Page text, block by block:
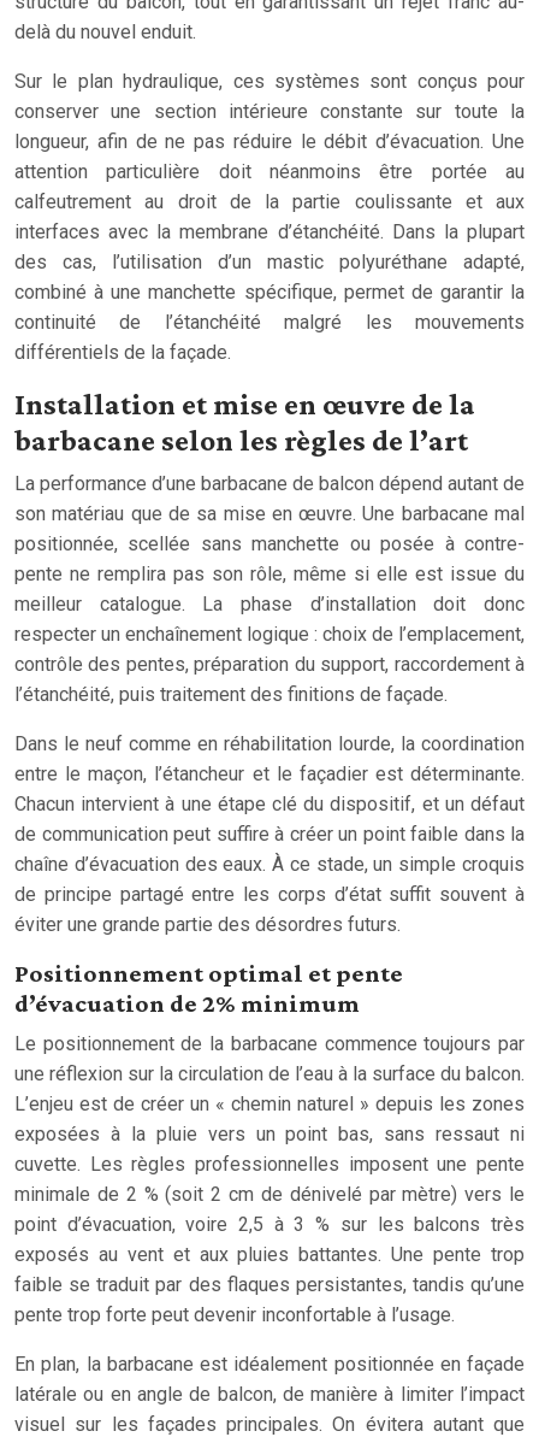
delà du nouvel enduit.
Sur le plan hydraulique, ces systèmes sont conçus pour
conserver une section intérieure constante sur toute la
longueur, afin de ne pas réduire le débit d’évacuation. Une
attention particulière doit néanmoins être portée au
calfeutrement au droit de la partie coulissante et aux
interfaces avec la membrane d’étanchéité. Dans la plupart
des cas, l’utilisation d’un mastic polyuréthane adapté,
combiné à une manchette spécifique, permet de garantir la
continuité de l’étanchéité malgré les mouvements
différentiels de la façade.
Installation et mise en œuvre de la
barbacane selon les règles de l’art
La performance d’une barbacane de balcon dépend autant de
son matériau que de sa mise en œuvre. Une barbacane mal
positionnée, scellée sans manchette ou posée à contre-
pente ne remplira pas son rôle, même si elle est issue du
meilleur catalogue. La phase d’installation doit donc
respecter un enchaînement logique : choix de l’emplacement,
contrôle des pentes, préparation du support, raccordement à
l’étanchéité, puis traitement des finitions de façade.
Dans le neuf comme en réhabilitation lourde, la coordination
entre le maçon, l’étancheur et le façadier est déterminante.
Chacun intervient à une étape clé du dispositif, et un défaut
de communication peut suffire à créer un point faible dans la
chaîne d’évacuation des eaux. À ce stade, un simple croquis
de principe partagé entre les corps d’état suffit souvent à
éviter une grande partie des désordres futurs.
Positionnement optimal et pente
d’évacuation de 2% minimum
Le positionnement de la barbacane commence toujours par
une réflexion sur la circulation de l’eau à la surface du balcon.
L’enjeu est de créer un « chemin naturel » depuis les zones
exposées à la pluie vers un point bas, sans ressaut ni
cuvette. Les règles professionnelles imposent une pente
minimale de 2 % (soit 2 cm de dénivelé par mètre) vers le
point d’évacuation, voire 2,5 à 3 % sur les balcons très
exposés au vent et aux pluies battantes. Une pente trop
faible se traduit par des flaques persistantes, tandis qu’une
pente trop forte peut devenir inconfortable à l’usage.
En plan, la barbacane est idéalement positionnée en façade
latérale ou en angle de balcon, de manière à limiter l’impact
visuel sur les façades principales. On évitera autant que